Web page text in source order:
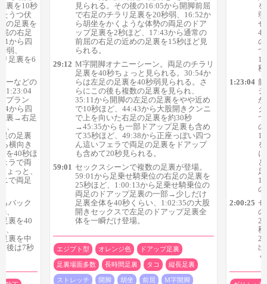
続いて屋内での前戯シーンに移ってから本格的に良い足裏が登
場し始めます。具体的には、
29:12のM字開脚オナニーで両足のチラリ足裏を40秒ちょっ
と
30:54のM字開脚オナニーで左足の足裏を40秒弱
35:11から開脚の左足の足裏をやや近めで10秒ほど
44:43から大股開きクンニで上を向いた右足の足裏を約30秒
45:35からも一部ドアップ足裏も含めて35秒ほど
49:38から正座っぽい四つん這いフェラで両足の足裏をドア
裏を10秒
うつ伏
の足裏を
の右足
から四
弱、
足裏を6
ーなどの
1:23:04
プラン
から四
裏→右足
、
の足裏
横向き
を40秒ほ
ラで両
ょっと、
で両足
バック
、
裏を40
裏を中
後は7秒
見られる。その後の16:05から開脚前屈
で右足のチラリ足裏を20秒弱、16:52か
ら胡坐をかくような体勢の両足のドア
ップ足裏を2秒ほど、17:43から通常の
前屈の右足の近めの足裏を15秒ほど見
られる。
29:12 M字開脚オナニーシーン。両足のチラリ
足裏を40秒ちょっと見られる。30:54か
らは左足の足裏を40秒弱見られる。さ
らにこの後も複数の足裏を見られ、
35:11から開脚の左足の足裏をやや近め
で10秒ほど、44:43から大股開きクンニ
で上を向いた右足の足裏を約30秒
→45:35からも一部ドアップ足裏も含め
て35秒ほど、49:38から正座っぽい四つ
ん這いフェラで両足の足裏をドアップ
も含めて20秒見られる。
59:01 セックスシーンで複数の足裏が登場。
59:01から足乗せ騎乗位の右足の足裏を
25秒ほど、1:00:13から足乗せ騎乗位の
両足のドアップ足裏の一部→少しだけ
足裏全体を40秒くらい、1:02:35の大股
開きセックスで左足のドアップ足裏全
体を一瞬だけ登場。
エジプト型 オレンジ色 ドアップ足裏
足裏場面多数 長時間足裏 タコ 縦長足裏
ストレッチ 開脚 胡坐 前屈 M字開脚
1:23:04
2:00:25